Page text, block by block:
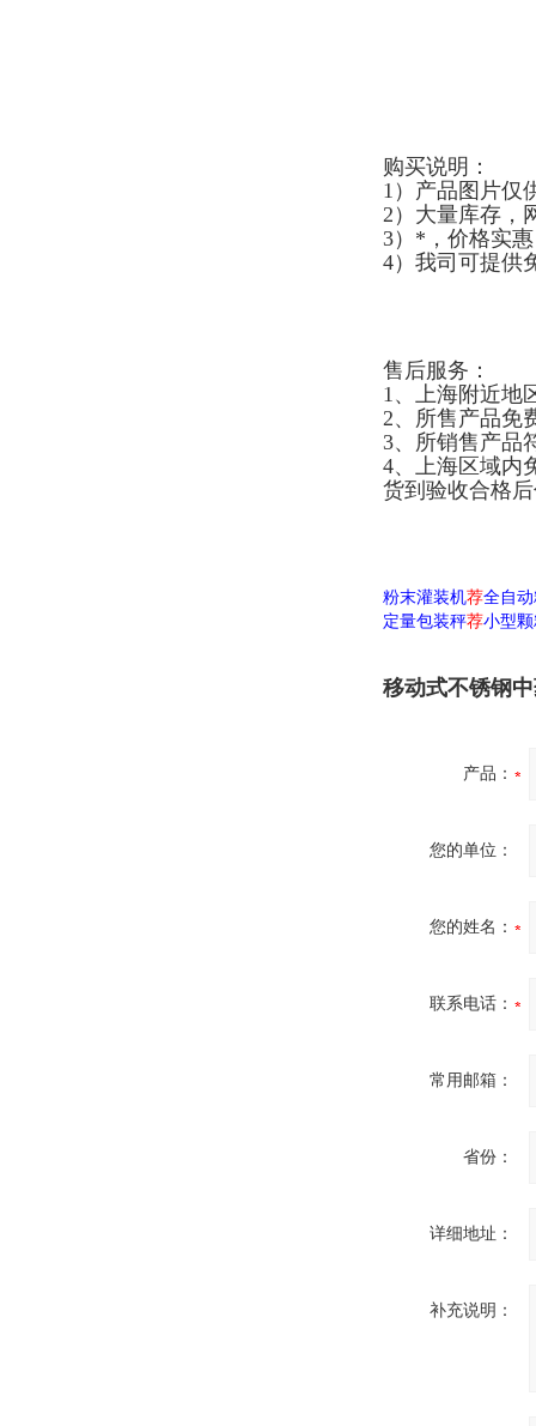
购买说明：
1）产品图片仅
2）大量库存，
3）*，价格实
4）我司可提供
售后服务：
1、上海附近地
2、所售产品免
3、所销售产品
4、上海区域内
货到验收合格
粉末灌装机荐全自
定量包装秤荐小型
移动式不锈钢
产品：
您的单位：
您的姓名：
联系电话：
常用邮箱：
省份：
详细地址：
补充说明：